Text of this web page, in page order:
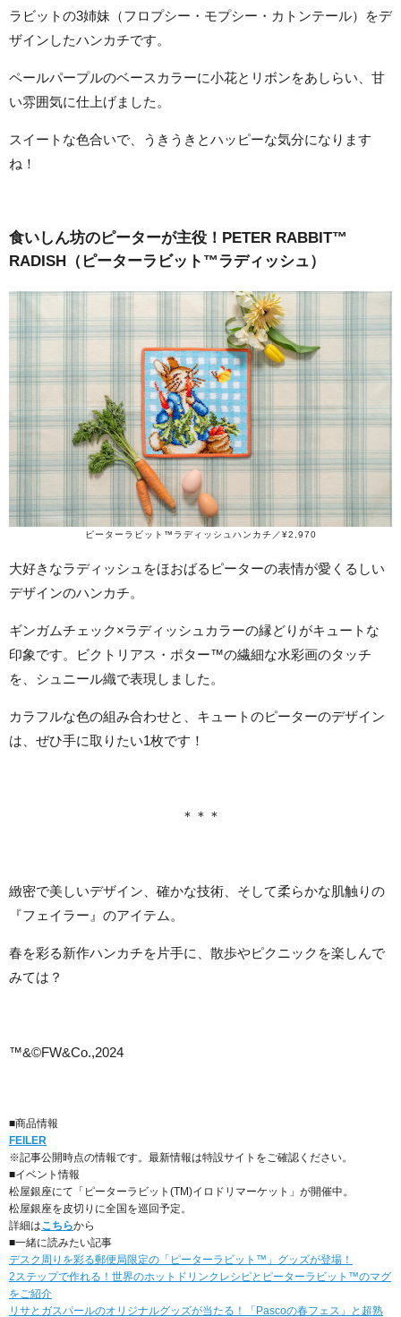
ラビットの3姉妹（フロプシー・モプシー・カトンテール）をデ
ザインしたハンカチです。
ペールパープルのベースカラーに小花とリボンをあしらい、甘
い雰囲気に仕上げました。
スイートな色合いで、うきうきとハッピーな気分になります
ね！
食いしん坊のピーターが主役！PETER RABBIT™
RADISH（ピーターラビット™ラディッシュ）
ピーターラビット™ラディッシュハンカチ／¥2,970
大好きなラディッシュをほおばるピーターの表情が愛くるしい
デザインのハンカチ。
ギンガムチェック×ラディッシュカラーの縁どりがキュートな
印象です。ビクトリアス・ポター™の繊細な水彩画のタッチ
を、シュニール織で表現しました。
カラフルな色の組み合わせと、キュートのピーターのデザイン
は、ぜひ手に取りたい1枚です！
＊＊＊
緻密で美しいデザイン、確かな技術、そして柔らかな肌触りの
『フェイラー』のアイテム。
春を彩る新作ハンカチを片手に、散歩やピクニックを楽しんで
みては？
™&©FW&Co.,2024
■商品情報
FEILER
※記事公開時点の情報です。最新情報は特設サイトをご確認ください。
■イベント情報
松屋銀座にて「ピーターラビット(TM)イロドリマーケット」が開催中。
松屋銀座を皮切りに全国を巡回予定。
詳細はこちらから
■一緒に読みたい記事
デスク周りを彩る郵便局限定の「ピーターラビット™」グッズが登場！
2ステップで作れる！世界のホットドリンクレシピとピーターラビット™のマグ
をご紹介
リサとガスパールのオリジナルグッズが当たる！「Pascoの春フェス」と超熟